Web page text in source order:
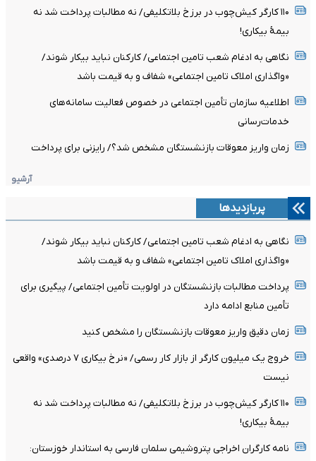
۱۱۰ کارگر کیش‌چوب در برزخ بلاتکلیفی/ نه مطالبات پرداخت شد نه
بیمۀ بیکاری!
نگاهی به ادغام شعب تامین اجتماعی/ کارکنان نباید بیکار شوند/
«واگذاری املاک تامین اجتماعی» شفاف و به قیمت باشد
اطلاعیه سازمان تأمین اجتماعی در خصوص فعالیت سامانه‌های
خدمات‌رسانی
زمان واریز معوقات بازنشستگان مشخص شد؟/ رایزنی برای پرداخت
آرشیو
پربازدیدها
نگاهی به ادغام شعب تامین اجتماعی/ کارکنان نباید بیکار شوند/
«واگذاری املاک تامین اجتماعی» شفاف و به قیمت باشد
پرداخت مطالبات بازنشستگان در اولویت تأمین اجتماعی/ پیگیری برای
تأمین منابع ادامه دارد
زمان دقیق واریز معوقات بازنشستگان را مشخص کنید
خروج یک میلیون کارگر از بازار کار رسمی/ «نرخ بیکاری ۷ درصدی» واقعی
نیست
۱۱۰ کارگر کیش‌چوب در برزخ بلاتکلیفی/ نه مطالبات پرداخت شد نه
بیمۀ بیکاری!
نامه کارگران اخراجی پتروشیمی سلمان فارسی به استاندار خوزستان: